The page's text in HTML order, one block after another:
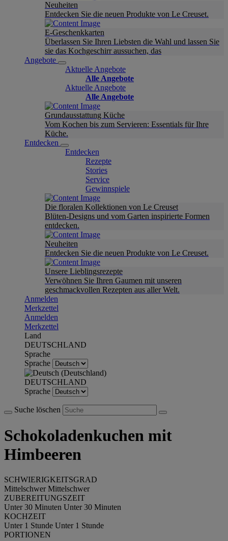
Neuheiten
Entdecken Sie die neuen Produkte von Le Creuset.
E-Geschenkkarten
Überlassen Sie Ihren Liebsten die Wahl und lassen Sie
sie das Kochgeschirr aussuchen, das
Angebote
Aktuelle Angebote
Alle Angebote
Aktuelle Angebote
Alle Angebote
Grundausstattung Küche
Vom Kochen bis zum Servieren: Essentials für Ihre
Küche.
Entdecken
Entdecken
Rezepte
Stories
Service
Gewinnspiele
Die floralen Kollektionen von Le Creuset
Blüten-Designs und vom Garten inspirierte Formen
entdecken.
Neuheiten
Entdecken Sie die neuen Produkte von Le Creuset.
Unsere Lieblingsrezepte
Verwöhnen Sie Ihren Gaumen mit unseren
geschmackvollen Rezepten aus aller Welt.
Anmelden
Merkzettel
Anmelden
Merkzettel
Land
DEUTSCHLAND
Sprache
Sprache
DEUTSCHLAND
Sprache
Suche löschen
Schokoladenkuchen mit
Himbeeren
SCHWIERIGKEITSGRAD
Mittelschwer Mittelschwer
ZUBEREITUNGSZEIT
Unter 30 Minuten Unter 30 Minuten
KOCHZEIT
Unter 1 Stunde Unter 1 Stunde
PORTIONEN